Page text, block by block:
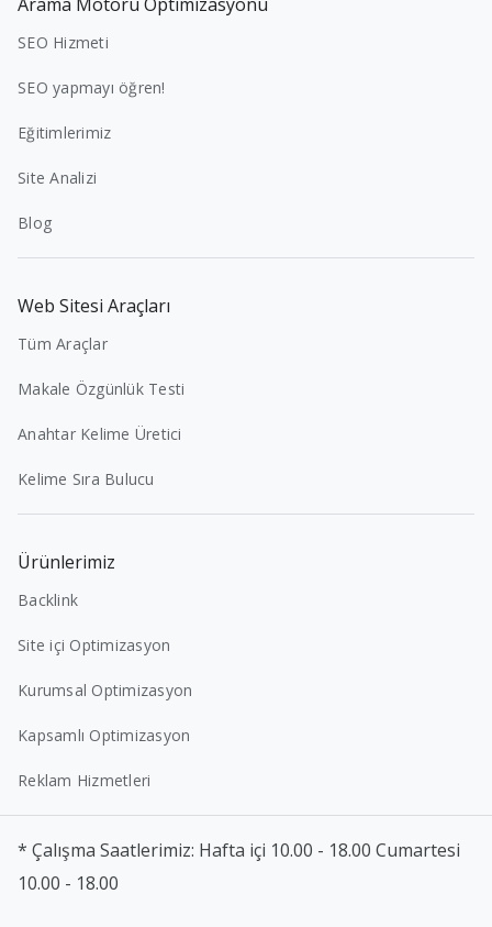
SEO Hizmeti
SEO yapmayı öğren!
Eğitimlerimiz
Site Analizi
Blog
Web Sitesi Araçları
Tüm Araçlar
Makale Özgünlük Testi
Anahtar Kelime Üretici
Kelime Sıra Bulucu
Ürünlerimiz
Backlink
Site içi Optimizasyon
Kurumsal Optimizasyon
Kapsamlı Optimizasyon
Reklam Hizmetleri
* Çalışma Saatlerimiz: Hafta içi 10.00 - 18.00 Cumartesi
10.00 - 18.00